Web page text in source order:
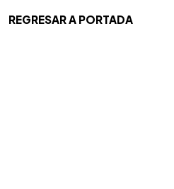
REGRESAR A PORTADA